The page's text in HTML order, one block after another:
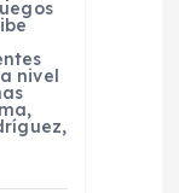
nivel